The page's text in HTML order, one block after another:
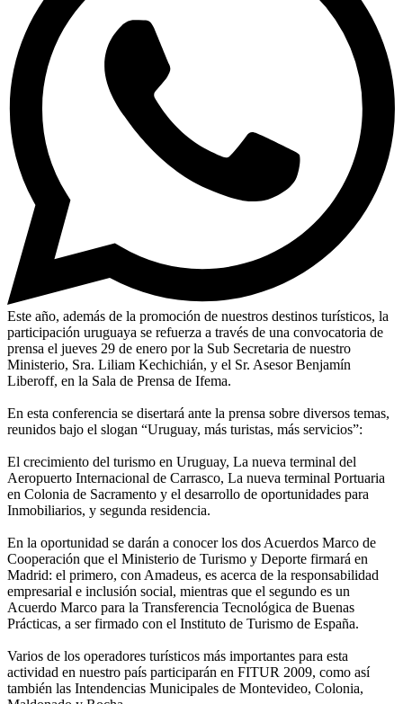
Este año, además de la promoción de nuestros destinos turísticos, la
participación uruguaya se refuerza a través de una convocatoria de
prensa el jueves 29 de enero por la Sub Secretaria de nuestro
Ministerio, Sra. Liliam Kechichián, y el Sr. Asesor Benjamín
Liberoff, en la Sala de Prensa de Ifema.
En esta conferencia se disertará ante la prensa sobre diversos temas,
reunidos bajo el slogan “Uruguay, más turistas, más servicios”:
El crecimiento del turismo en Uruguay, La nueva terminal del
Aeropuerto Internacional de Carrasco, La nueva terminal Portuaria
en Colonia de Sacramento y el desarrollo de oportunidades para
Inmobiliarios, y segunda residencia.
En la oportunidad se darán a conocer los dos Acuerdos Marco de
Cooperación que el Ministerio de Turismo y Deporte firmará en
Madrid: el primero, con Amadeus, es acerca de la responsabilidad
empresarial e inclusión social, mientras que el segundo es un
Acuerdo Marco para la Transferencia Tecnológica de Buenas
Prácticas, a ser firmado con el Instituto de Turismo de España.
Varios de los operadores turísticos más importantes para esta
actividad en nuestro país participarán en FITUR 2009, como así
también las Intendencias Municipales de Montevideo, Colonia,